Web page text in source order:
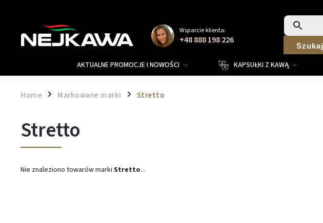
Wsparcie klienta:
+48 888 198 226 Szukaj
AKTUALNE PROMOCJE I NOWOŚCI KAPSUŁKI Z KAWĄ
Home / Markowane marki / Stretto
Stretto
Nie znaleziono towarów marki Stretto...